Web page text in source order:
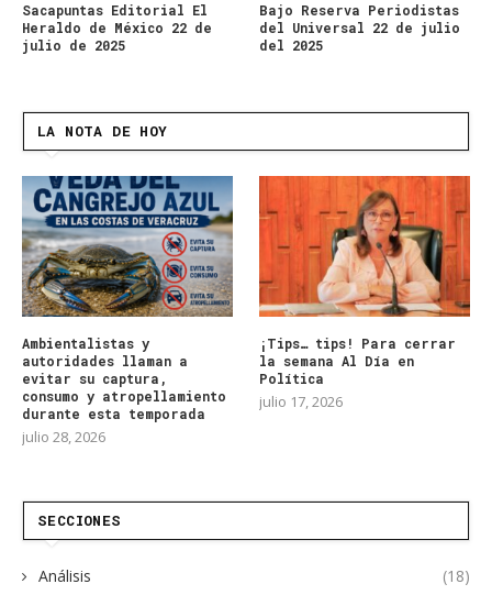
Sacapuntas Editorial El
Heraldo de México 22 de
julio de 2025
Bajo Reserva Periodistas
del Universal 22 de julio
del 2025
LA NOTA DE HOY
Ambientalistas y
autoridades llaman a
evitar su captura,
consumo y atropellamiento
durante esta temporada
julio 28, 2026
¡Tips… tips! Para cerrar
la semana Al Día en
Política
julio 17, 2026
SECCIONES
Análisis (18)